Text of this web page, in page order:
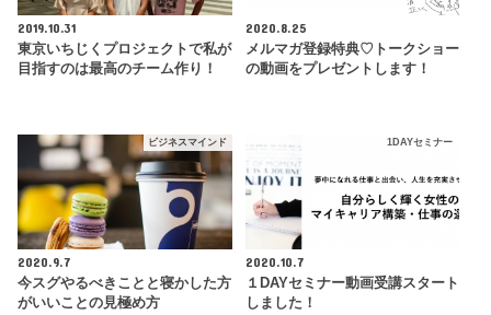
2019.10.31
東京いちじくプロジェクトで私が
目指すのは最高のチーム作り！
2020.8.25
メルマガ登録特典♡トークショー
の動画をプレゼントします！
ビジネスマインド
2020.9.7
今スグやるべきことと寝かした方
がいいことの見極め方
1DAYセミナー
2020.10.7
１DAYセミナー動画受講スタート
しました！